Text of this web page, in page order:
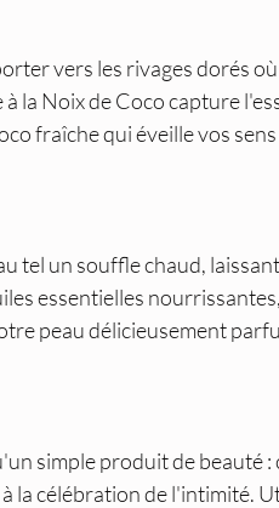
vers les rivages dorés
la Noix de Coco capture
fraîche qui éveille vos
tel un souffle chaud,
essentielles
peau délicieusement
simple produit de beauté :
la célébration de l'intimité.